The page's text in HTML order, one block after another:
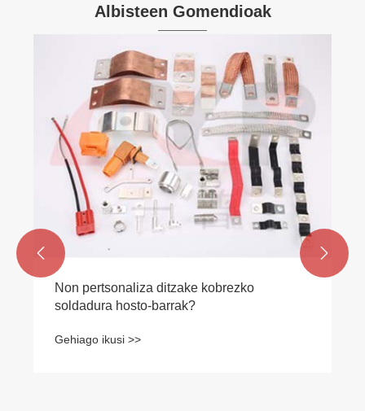
Albisteen Gomendioak
Zeintzuk dira kobrezko alanbre landuaren
abantailak?
Gehiago ikusi >>
 